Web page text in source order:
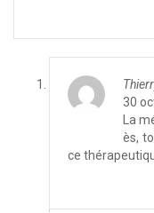
30
La
ès,
ce